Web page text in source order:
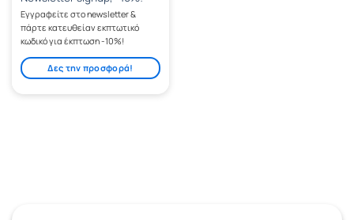
Εγγραφείτε στο newsletter &
πάρτε κατευθείαν εκπτωτικό
κωδικό για έκπτωση -10%!
Δες την προσφορά!